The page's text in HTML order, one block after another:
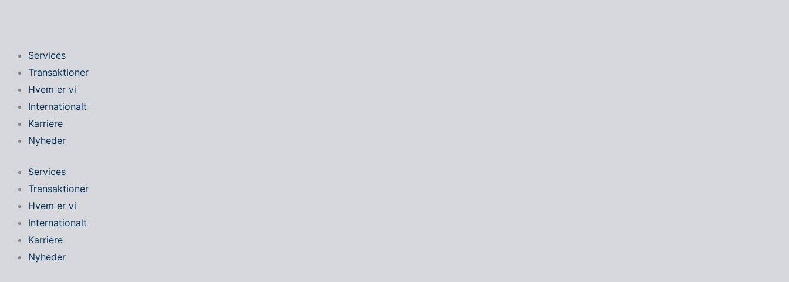
Services
Transaktioner
Hvem er vi
Internationalt
Karriere
Nyheder
Services
Transaktioner
Hvem er vi
Internationalt
Karriere
Nyheder